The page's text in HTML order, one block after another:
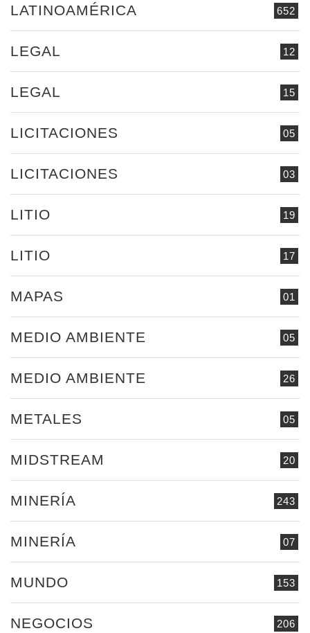
652
LATINOAMÉRICA
12
LEGAL
15
LEGAL
05
LICITACIONES
03
LICITACIONES
19
LITIO
17
LITIO
01
MAPAS
05
MEDIO AMBIENTE
26
MEDIO AMBIENTE
05
METALES
20
MIDSTREAM
243
MINERÍA
07
MINERÍA
153
MUNDO
206
NEGOCIOS